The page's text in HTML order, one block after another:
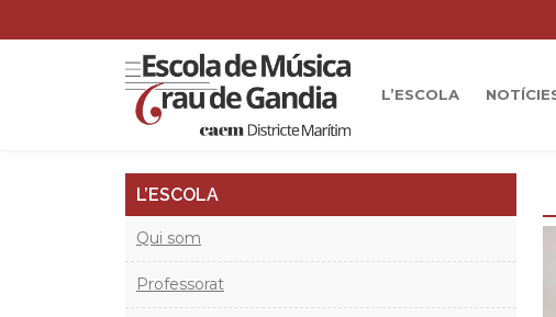
L’ESCOLA
L’ESCOLA
Qui som
Professorat